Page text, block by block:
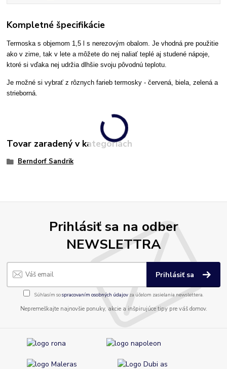
Kompletné špecifikácie
Termoska s objemom 1,5 l s nerezovým obalom. Je vhodná pre použitie
ako v zime, tak v lete a môžete do nej naliať teplé aj studené nápoje,
ktoré si vďaka nej udržia dlhšie svoju pôvodnú teplotu.
Je možné si vybrať z rôznych farieb termosky - červená, biela, zelená a
strieborná.
Tovar zaradený v kategóriách
Berndorf Sandrik
Prihlásiť sa na odber
NEWSLETTRA
Prihlásiť sa
Súhlasím sospracovaním osobných údajov za účelom zasielania newslettera.
Nepremeškajte najnovšie ponuky, akcie a inšpirujúce tipy pre váš domov.